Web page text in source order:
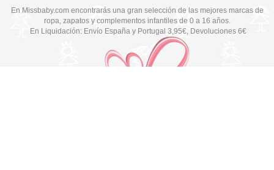
En Missbaby.com encontrarás una gran selección de las mejores marcas de
ropa, zapatos y complementos infantiles de 0 a 16 años.
En Liquidación: Envío España y Portugal 3,95€, Devoluciones 6€